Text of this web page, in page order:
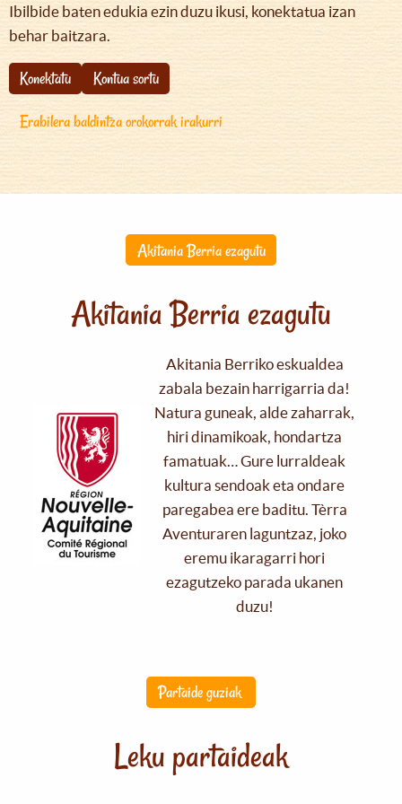
Ibilbide baten edukia ezin duzu ikusi, konektatua izan
behar baitzara.
Konektatu
Kontua sortu
Erabilera baldintza orokorrak irakurri
Akitania Berria ezagutu
Akitania Berria ezagutu
Akitania Berriko eskualdea
zabala bezain harrigarria da!
Natura guneak, alde zaharrak,
hiri dinamikoak, hondartza
famatuak… Gure lurraldeak
kultura sendoak eta ondare
paregabea ere baditu. Tèrra
Aventuraren laguntzaz, joko
eremu ikaragarri hori
ezagutzeko parada ukanen
duzu!
Partaide guziak
Leku partaideak